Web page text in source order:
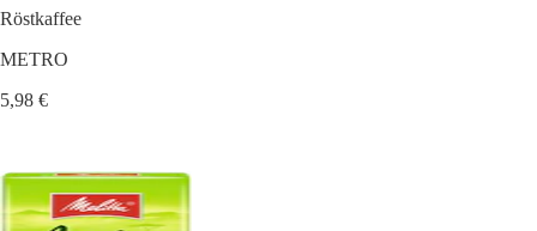
Röstkaffee
METRO
5,98 €